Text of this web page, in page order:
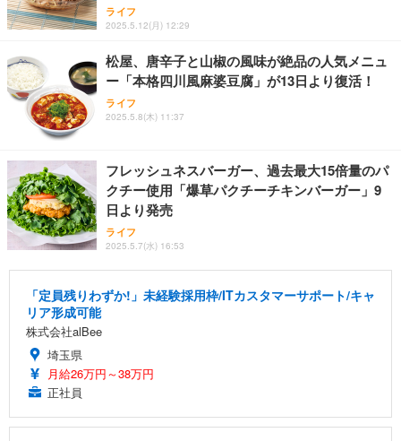
ライフ
2025.5.12(月) 12:29
松屋、唐辛子と山椒の風味が絶品の人気メニュ
ー「本格四川風麻婆豆腐」が13日より復活！
ライフ
2025.5.8(木) 11:37
フレッシュネスバーガー、過去最大15倍量のパ
クチー使用「爆草パクチーチキンバーガー」9
日より発売
ライフ
2025.5.7(水) 16:53
「定員残りわずか!」未経験採用枠/ITカスタマーサポート/キャ
リア形成可能
株式会社alBee
埼玉県
月給26万円～38万円
正社員